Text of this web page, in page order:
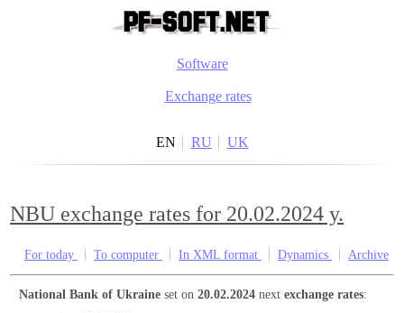
Software
Exchange rates
EN RU UK
NBU exchange rates for 20.02.2024 y.
For today To computer In XML format Dynamics Archive
National Bank of Ukraine set on20.02.2024 nextexchange rates: